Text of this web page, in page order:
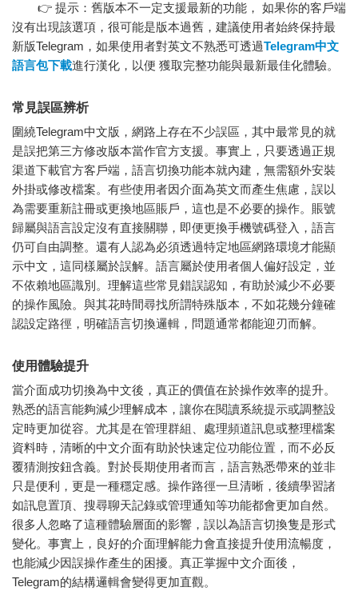
👉 提示：舊版本不一定支援最新的功能， 如果你的客戶端
沒有出現該選項，很可能是版本過舊，建議使用者始終保持最
新版Telegram，如果使用者對英文不熟悉可透過Telegram中文
語言包下載進行漢化，以便 獲取完整功能與最新最佳化體驗。
常見誤區辨析
圍繞Telegram中文版，網路上存在不少誤區，其中最常見的就
是誤把第三方修改版本當作官方支援。事實上，只要透過正規
渠道下載官方客戶端，語言切換功能本就內建，無需額外安裝
外掛或修改檔案。有些使用者因介面為英文而產生焦慮，誤以
為需要重新註冊或更換地區賬戶，這也是不必要的操作。賬號
歸屬與語言設定沒有直接關聯，即便更換手機號碼登入，語言
仍可自由調整。還有人認為必須透過特定地區網路環境才能顯
示中文，這同樣屬於誤解。語言屬於使用者個人偏好設定，並
不依賴地區識別。理解這些常見錯誤認知，有助於減少不必要
的操作風險。與其花時間尋找所謂特殊版本，不如花幾分鐘確
認設定路徑，明確語言切換邏輯，問題通常都能迎刃而解。
使用體驗提升
當介面成功切換為中文後，真正的價值在於操作效率的提升。
熟悉的語言能夠減少理解成本，讓你在閱讀系統提示或調整設
定時更加從容。尤其是在管理群組、處理頻道訊息或整理檔案
資料時，清晰的中文介面有助於快速定位功能位置，而不必反
覆猜測按鈕含義。對於長期使用者而言，語言熟悉帶來的並非
只是便利，更是一種穩定感。操作路徑一旦清晰，後續學習諸
如訊息置頂、搜尋聊天記錄或管理通知等功能都會更加自然。
很多人忽略了這種體驗層面的影響，誤以為語言切換隻是形式
變化。事實上，良好的介面理解能力會直接提升使用流暢度，
也能減少因誤操作產生的困擾。真正掌握中文介面後，
Telegram的結構邏輯會變得更加直觀。